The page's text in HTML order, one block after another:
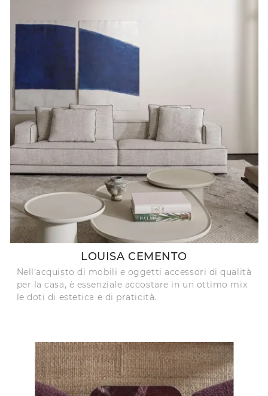
LOUISA CEMENTO
Nell’acquisto di mobili e oggetti accessori di qualità
per la casa, è essenziale accostare in un ottimo mix
le doti di estetica e di praticità.